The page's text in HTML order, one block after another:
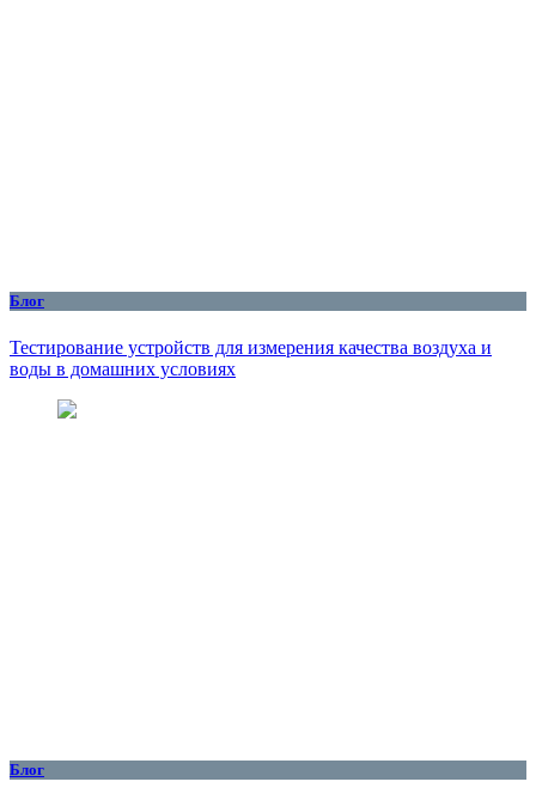
Блог
Тестирование устройств для измерения качества воздуха и
воды в домашних условиях
Блог